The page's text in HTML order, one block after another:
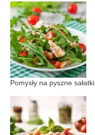
Pomysły na pyszne sałatki